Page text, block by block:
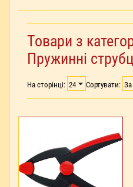
Товари з
Пружинні
На сторінці: Сортувати: